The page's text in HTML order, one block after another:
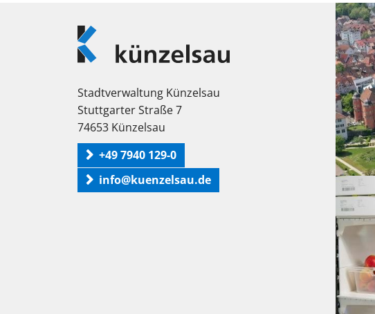
Logo
Künzelsau
Stadtverwaltung Künzelsau
Stuttgarter Straße 7
74653 Künzelsau
+49 7940 129-0
info@kuenzelsau.de